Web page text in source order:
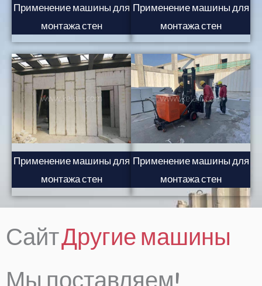
Применение машины для
монтажа стен
Применение машины для
монтажа стен
Применение машины для
монтажа стен
Применение машины для
монтажа стен
СайтДругие машины
Мы поставляем!
Spanish
Indonesian
Italian